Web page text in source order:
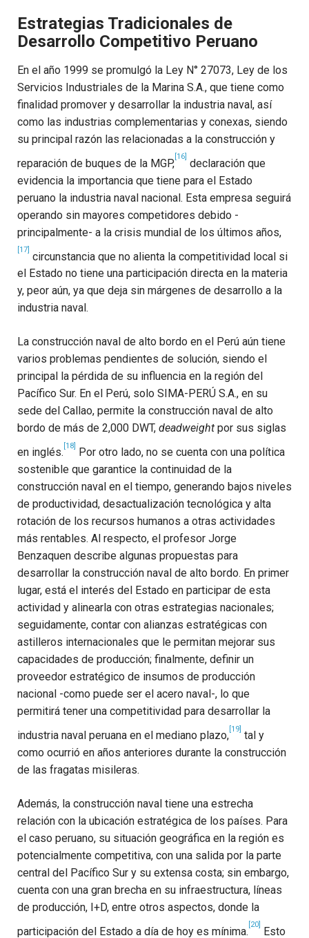
Estrategias Tradicionales de
Desarrollo Competitivo Peruano
En el año 1999 se promulgó la Ley N° 27073, Ley de los
Servicios Industriales de la Marina S.A., que tiene como
finalidad promover y desarrollar la industria naval, así
como las industrias complementarias y conexas, siendo
su principal razón las relacionadas a la construcción y
reparación de buques de la MGP,
[16]
declaración que
evidencia la importancia que tiene para el Estado
peruano la industria naval nacional. Esta empresa seguirá
operando sin mayores competidores debido -
principalmente- a la crisis mundial de los últimos años,
[17]
circunstancia que no alienta la competitividad local si
el Estado no tiene una participación directa en la materia
y, peor aún, ya que deja sin márgenes de desarrollo a la
industria naval.
La construcción naval de alto bordo en el Perú aún tiene
varios problemas pendientes de solución, siendo el
principal la pérdida de su influencia en la región del
Pacífico Sur. En el Perú, solo SIMA-PERÚ S.A., en su
sede del Callao, permite la construcción naval de alto
bordo de más de 2,000 DWT, deadweight por sus siglas
en inglés.
[18]
Por otro lado, no se cuenta con una política
sostenible que garantice la continuidad de la
construcción naval en el tiempo, generando bajos niveles
de productividad, desactualización tecnológica y alta
rotación de los recursos humanos a otras actividades
más rentables. Al respecto, el profesor Jorge
Benzaquen describe algunas propuestas para
desarrollar la construcción naval de alto bordo. En primer
lugar, está el interés del Estado en participar de esta
actividad y alinearla con otras estrategias nacionales;
seguidamente, contar con alianzas estratégicas con
astilleros internacionales que le permitan mejorar sus
capacidades de producción; finalmente, definir un
proveedor estratégico de insumos de producción
nacional -como puede ser el acero naval-, lo que
permitirá tener una competitividad para desarrollar la
industria naval peruana en el mediano plazo,
[19]
tal y
como ocurrió en años anteriores durante la construcción
de las fragatas misileras.
Además, la construcción naval tiene una estrecha
relación con la ubicación estratégica de los países. Para
el caso peruano, su situación geográfica en la región es
potencialmente competitiva, con una salida por la parte
central del Pacífico Sur y su extensa costa; sin embargo,
cuenta con una gran brecha en su infraestructura, líneas
de producción, I+D, entre otros aspectos, donde la
participación del Estado a día de hoy es mínima.
[20]
Esto